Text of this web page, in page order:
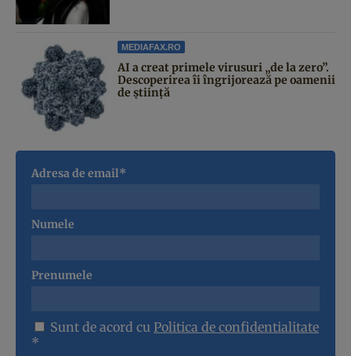
MEDIAFAX.RO
AI a creat primele virusuri „de la zero”.
Descoperirea îi îngrijorează pe oamenii
de știință
Adresa de email*
Numele
Prenumele
Sunt de acord cu Politica de confidentialitate
*